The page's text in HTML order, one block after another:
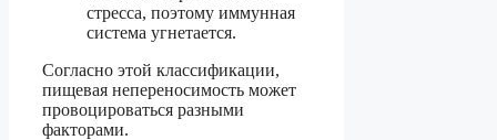
стресса, поэтому иммунная
система угнетается.
Согласно этой классификации,
пищевая непереносимость может
провоцироваться разными
факторами.